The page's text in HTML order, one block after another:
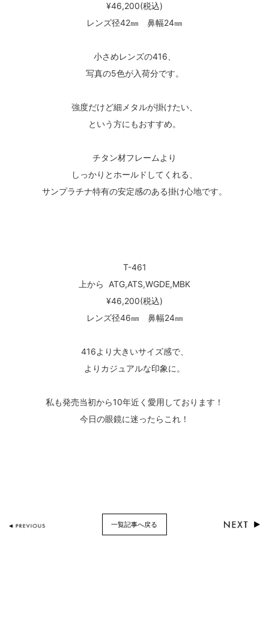
¥46,200(税込)
レンズ径42㎜ 鼻幅24㎜
小さめレンズの416、
写真の5色が入荷分です。
強度だけど細メタルが掛けたい、
という方にもおすすめ。
チタン材フレームより
しっかりとホールドしてくれる、
サンプラチナ特有の安定感のある掛け心地です。
T-461
上から ATG,ATS,WGDE,MBK
¥46,200(税込)
レンズ径46㎜ 鼻幅24㎜
416より大きいサイズ感で、
よりカジュアルな印象に。
私も発売当初から10年近く愛用しております！
今日の眼鏡に迷ったらこれ！
一覧記事へ戻る